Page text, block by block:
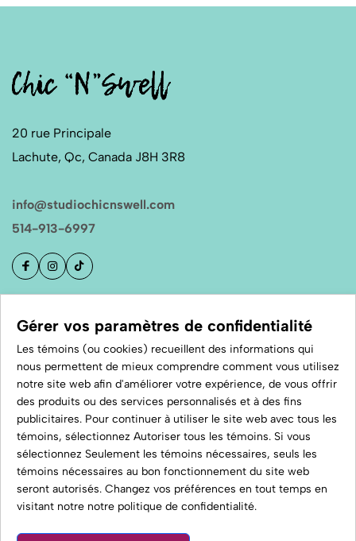
20 rue Principale
Lachute, Qc, Canada J8H 3R8
info@studiochicnswell.com
514-913-6997
Boutique
À propos
S'inscrire à l'infolettre
© 2026 Studio Chic N Swell.
Gérer vos paramètres de confidentialité
Les témoins (ou cookies) recueillent des informations qui
nous permettent de mieux comprendre comment vous utilisez
notre site web afin d'améliorer votre expérience, de vous offrir
des produits ou des services personnalisés et à des fins
publicitaires. Pour continuer à utiliser le site web avec tous les
témoins, sélectionnez Autoriser tous les témoins. Si vous
sélectionnez Seulement les témoins nécessaires, seuls les
témoins nécessaires au bon fonctionnement du site web
seront autorisés. Changez vos préférences en tout temps en
visitant notre notre politique de confidentialité.